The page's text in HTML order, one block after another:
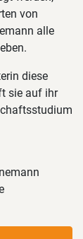
von
alle
diese
sie auf ihr